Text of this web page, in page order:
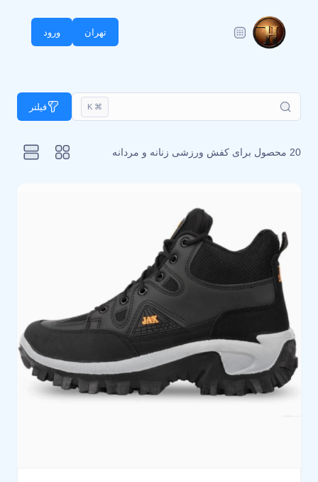
تهران ورود
⌘ K فیلتر
20 محصول برای کفش ورزشی زنانه و مردانه